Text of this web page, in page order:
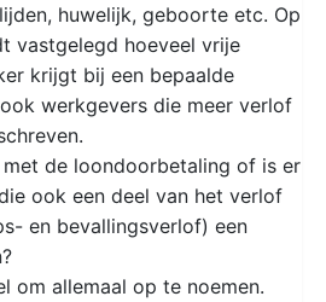
huwelijk, geboorte etc. Op
vastgelegd hoeveel vrije
krijgt bij een bepaalde
werkgevers die meer verlof
de loondoorbetaling of is er
ook een deel van het verlof
en bevallingsverlof) een
om allemaal op te noemen.